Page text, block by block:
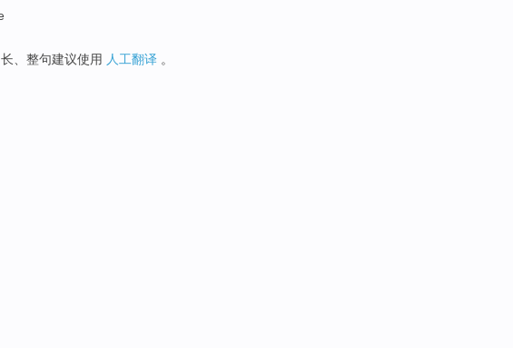
、整句建议使用 人工翻译 。